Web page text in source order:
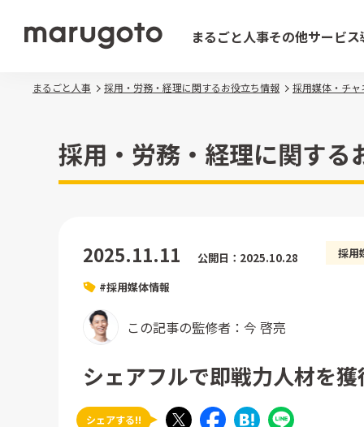
まるごと人事その他サービス
まるごと人事 採用・労務・経理に関するお役立ち情報 採用媒体・チャ
採用・労務・経理に関する
2025.11.11 公開日：2025.10.28 採用
#採用媒体情報
この記事の監修者：今 啓亮
シェアフルで即戦力人材を
シェアする!!